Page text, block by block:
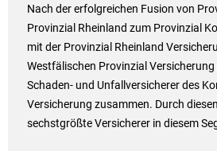
Nach der erfolgreichen Fusion von
Provinzial Rheinland zum Provinzial
mit der Provinzial Rheinland
Westfälischen Provinzial
Schaden- und Unfallversicherer des
Versicherung zusammen. Durch
sechstgrößte Versicherer in diesem